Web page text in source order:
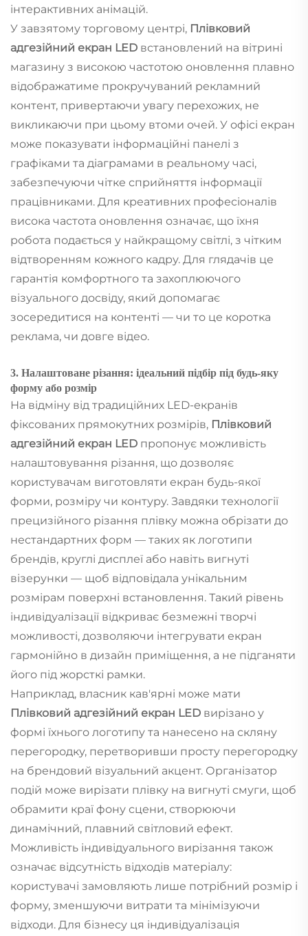
інтерактивних анімацій.
У завзятому торговому центрі, Плівковий
адгезійний екран LED встановлений на вітрині
магазину з високою частотою оновлення плавно
відображатиме прокручуваний рекламний
контент, привертаючи увагу перехожих, не
викликаючи при цьому втоми очей. У офісі екран
може показувати інформаційні панелі з
графіками та діаграмами в реальному часі,
забезпечуючи чітке сприйняття інформації
працівниками. Для креативних професіоналів
висока частота оновлення означає, що їхня
робота подається у найкращому світлі, з чітким
відтворенням кожного кадру. Для глядачів це
гарантія комфортного та захоплюючого
візуального досвіду, який допомагає
зосередитися на контенті — чи то це коротка
реклама, чи довге відео.
3. Налаштоване різання: ідеальний підбір під будь-яку
форму або розмір
На відміну від традиційних LED-екранів
фіксованих прямокутних розмірів, Плівковий
адгезійний екран LED пропонує можливість
налаштовування різання, що дозволяє
користувачам виготовляти екран будь-якої
форми, розміру чи контуру. Завдяки технології
прецизійного різання плівку можна обрізати до
нестандартних форм — таких як логотипи
брендів, круглі дисплеї або навіть вигнуті
візерунки — щоб відповідала унікальним
розмірам поверхні встановлення. Такий рівень
індивідуалізації відкриває безмежні творчі
можливості, дозволяючи інтегрувати екран
гармонійно в дизайн приміщення, а не підганяти
його під жорсткі рамки.
Наприклад, власник кав'ярні може мати
Плівковий адгезійний екран LED вирізано у
формі їхнього логотипу та нанесено на скляну
перегородку, перетворивши просту перегородку
на брендовий візуальний акцент. Організатор
подій може вирізати плівку на вигнуті смуги, щоб
обрамити краї фону сцени, створюючи
динамічний, плавний світловий ефект.
Можливість індивідуального вирізання також
означає відсутність відходів матеріалу:
користувачі замовляють лише потрібний розмір і
форму, зменшуючи витрати та мінімізуючи
відходи. Для бізнесу ця індивідуалізація